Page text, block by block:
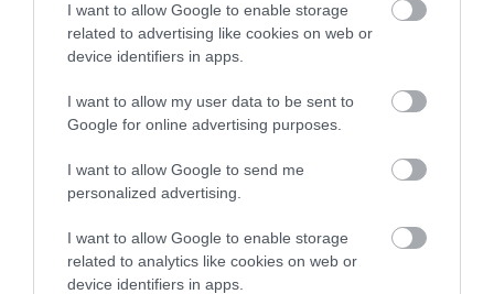
I want to allow Google to enable storage
related to advertising like cookies on web or
device identifiers in apps.
I want to allow my user data to be sent to
Google for online advertising purposes.
I want to allow Google to send me
personalized advertising.
I want to allow Google to enable storage
related to analytics like cookies on web or
device identifiers in apps.
valamint egy vándorkiállítás fogadását is célul
tűzték ki.
„Az egri vár és erődrendszer turisztikai célú
fejlesztése” című uniós és állami támogatású
projekt építési munkálatai ütemezés szerint
haladnak. Jelenleg az utolsó projektelem, az
Ágyúdomb építése zajlik. A kivitelezési
feladatokkal párhuzamosan zajlik a látogatók